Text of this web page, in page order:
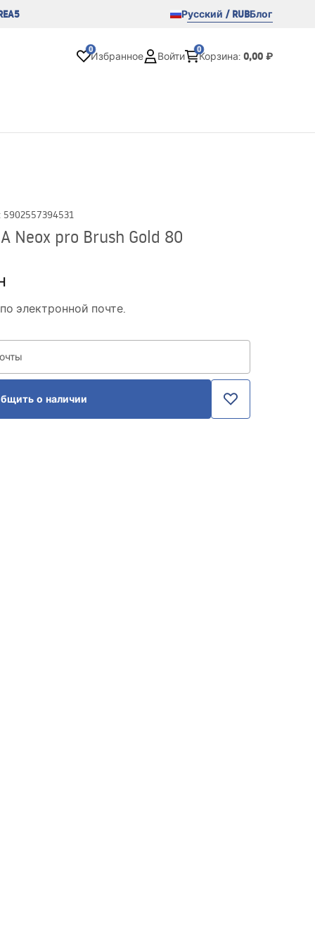
Русский / RUBБлог
0
Избранное Войти
0
Корзина: 0,00 ₽
5902557394531
Neox pro Brush Gold 80
электронной почте.
о наличии